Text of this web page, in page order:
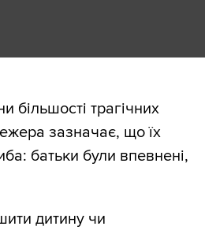
більшості трагічних
зазначає, що їх
батьки були впевнені,
дитину чи